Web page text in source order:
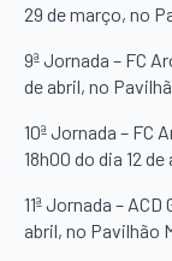
29 de março, no
9ª Jornada – FC
de abril, no
10ª Jornada – FC
18h00 do dia 12
11ª Jornada –
abril, no Pavilhão